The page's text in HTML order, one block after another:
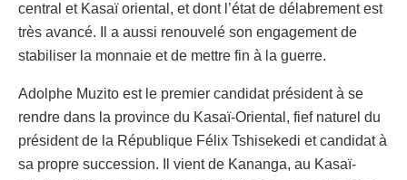
central et Kasaï oriental, et dont l’état de délabrement est
très avancé. Il a aussi renouvelé son engagement de
stabiliser la monnaie et de mettre fin à la guerre.
Adolphe Muzito est le premier candidat président à se
rendre dans la province du Kasaï-Oriental, fief naturel du
président de la République Félix Tshisekedi et candidat à
sa propre succession. Il vient de Kananga, au Kasaï-